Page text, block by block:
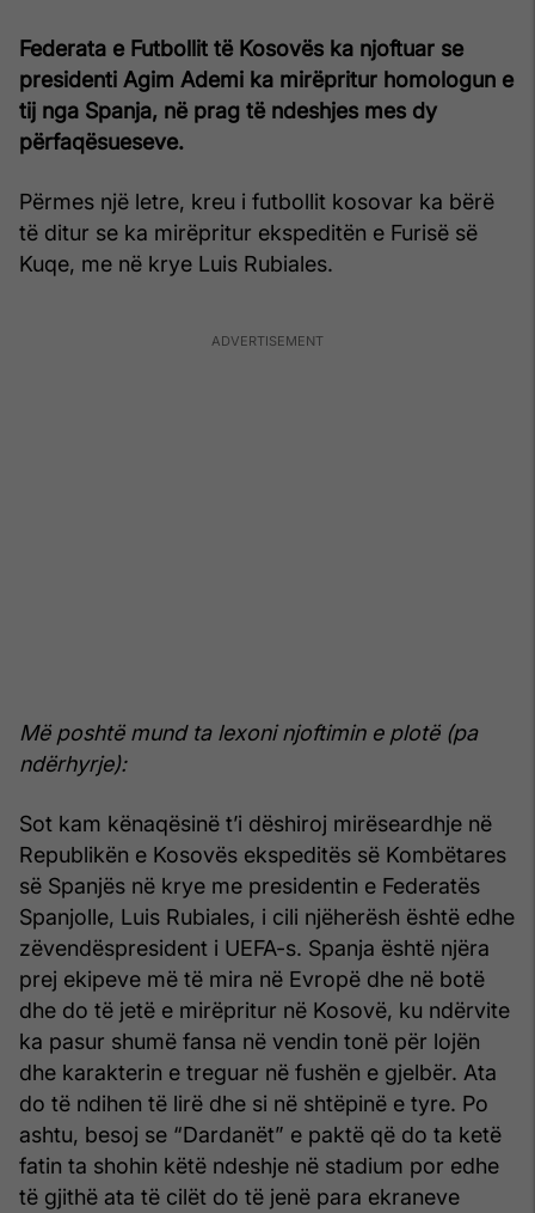
Federata e Futbollit të Kosovës ka njoftuar se
presidenti Agim Ademi ka mirëpritur homologun e
tij nga Spanja, në prag të ndeshjes mes dy
përfaqësueseve.
Përmes një letre, kreu i futbollit kosovar ka bërë
të ditur se ka mirëpritur ekspeditën e Furisë së
Kuqe, me në krye Luis Rubiales.
Më poshtë mund ta lexoni njoftimin e plotë (pa
ndërhyrje):
Sot kam kënaqësinë t’i dëshiroj mirëseardhje në
Republikën e Kosovës ekspeditës së Kombëtares
së Spanjës në krye me presidentin e Federatës
Spanjolle, Luis Rubiales, i cili njëherësh është edhe
zëvendëspresident i UEFA-s. Spanja është njëra
prej ekipeve më të mira në Evropë dhe në botë
dhe do të jetë e mirëpritur në Kosovë, ku ndërvite
ka pasur shumë fansa në vendin tonë për lojën
dhe karakterin e treguar në fushën e gjelbër. Ata
do të ndihen të lirë dhe si në shtëpinë e tyre. Po
ashtu, besoj se “Dardanët” e paktë që do ta ketë
fatin ta shohin këtë ndeshje në stadium por edhe
të gjithë ata të cilët do të jenë para ekraneve